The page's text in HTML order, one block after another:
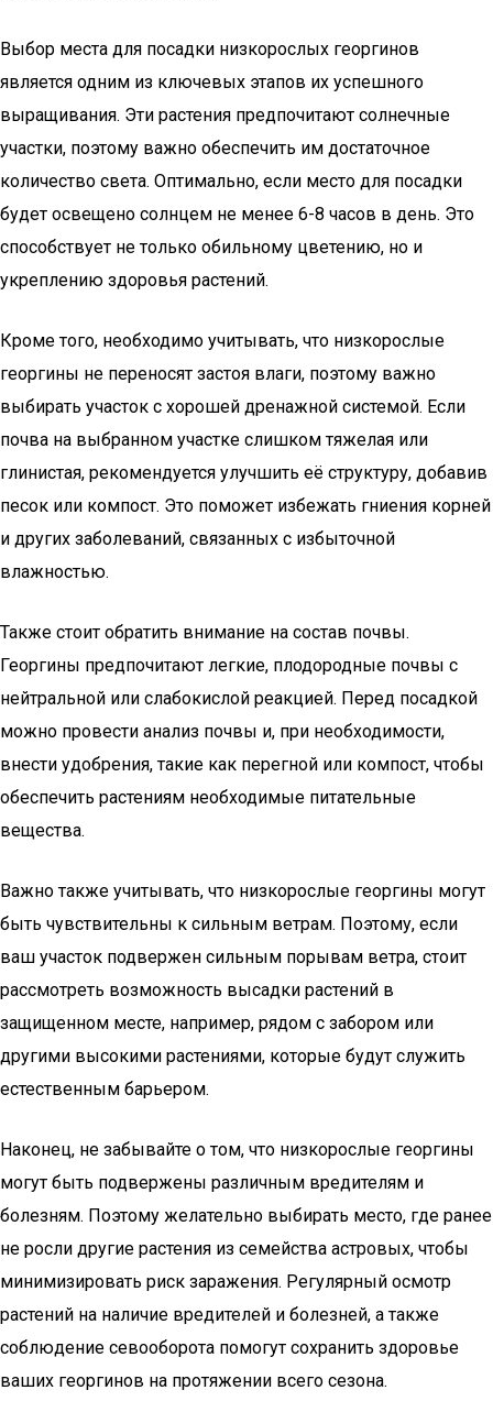
Выбор места для посадки низкорослых георгинов
является одним из ключевых этапов их успешного
выращивания. Эти растения предпочитают солнечные
участки, поэтому важно обеспечить им достаточное
количество света. Оптимально, если место для посадки
будет освещено солнцем не менее 6-8 часов в день. Это
способствует не только обильному цветению, но и
укреплению здоровья растений.
Кроме того, необходимо учитывать, что низкорослые
георгины не переносят застоя влаги, поэтому важно
выбирать участок с хорошей дренажной системой. Если
почва на выбранном участке слишком тяжелая или
глинистая, рекомендуется улучшить её структуру, добавив
песок или компост. Это поможет избежать гниения корней
и других заболеваний, связанных с избыточной
влажностью.
Также стоит обратить внимание на состав почвы.
Георгины предпочитают легкие, плодородные почвы с
нейтральной или слабокислой реакцией. Перед посадкой
можно провести анализ почвы и, при необходимости,
внести удобрения, такие как перегной или компост, чтобы
обеспечить растениям необходимые питательные
вещества.
Важно также учитывать, что низкорослые георгины могут
быть чувствительны к сильным ветрам. Поэтому, если
ваш участок подвержен сильным порывам ветра, стоит
рассмотреть возможность высадки растений в
защищенном месте, например, рядом с забором или
другими высокими растениями, которые будут служить
естественным барьером.
Наконец, не забывайте о том, что низкорослые георгины
могут быть подвержены различным вредителям и
болезням. Поэтому желательно выбирать место, где ранее
не росли другие растения из семейства астровых, чтобы
минимизировать риск заражения. Регулярный осмотр
растений на наличие вредителей и болезней, а также
соблюдение севооборота помогут сохранить здоровье
ваших георгинов на протяжении всего сезона.